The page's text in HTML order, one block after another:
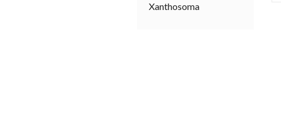
Xanthosoma